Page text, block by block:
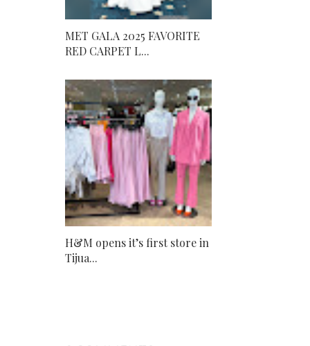
MET GALA 2025 FAVORITE
RED CARPET L...
H&M opens it’s first store in
Tijua...